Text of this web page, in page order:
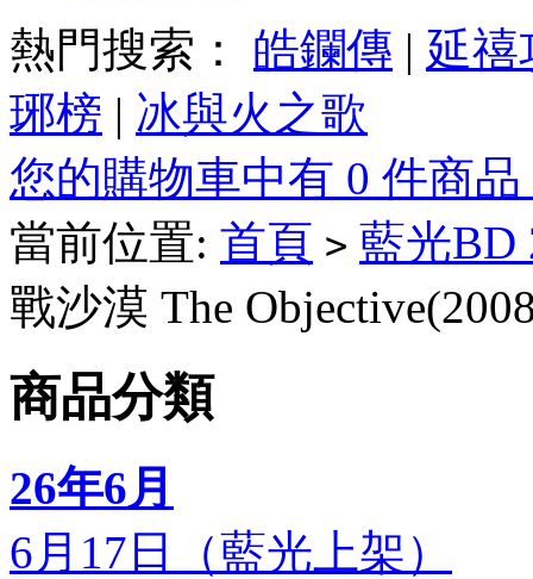
熱門搜索： 皓鑭傳 | 延禧
琊榜 | 冰與火之歌
您的購物車中有 0 件商
當前位置: 首頁 > 藍光
戰沙漠 The
商品分類
26年6月
6月17日（藍光上架）